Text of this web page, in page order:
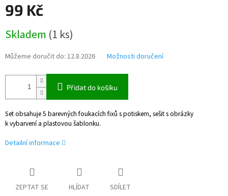
99 Kč
cena:
Skladem (1 ks)
Můžeme doručit do: 12.8.2026 Možnosti doručení
Přidat do košíku
Set obsahuje 5 barevných foukacích fixů s potiskem, sešit s obrázky
k vybarvení a plastovou šablonku.
Detailní informace
ZEPTAT SE HLÍDAT SDÍLET